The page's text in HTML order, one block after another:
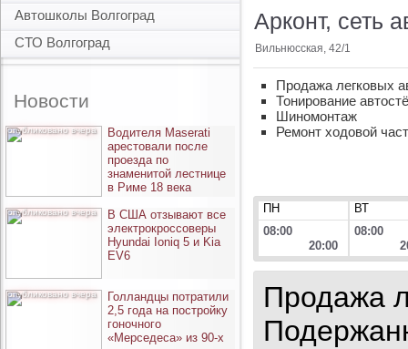
Автошколы Волгоград
СТО Волгоград
Новости
опубликовано вчера
Водителя Maserati
арестовали после
проезда по
знаменитой лестнице
в Риме 18 века
опубликовано вчера
В США отзывают все
электрокроссоверы
Hyundai Ioniq 5 и Kia
EV6
опубликовано вчера
Голландцы потратили
2,5 года на постройку
гоночного
«Мерседеса» из 90-х
Арконт, сеть
Вильнюсская, 42/1
Продажа легковых
Тонирование
Шиномонтаж
Ремонт ходовой
ПН
ВТ
08:00
20:00
08:00
Продажа